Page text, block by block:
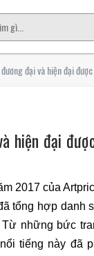
đại và hiện đại
hiện đại
2017 của
tổng hợp danh
những bức
tiếng này đã